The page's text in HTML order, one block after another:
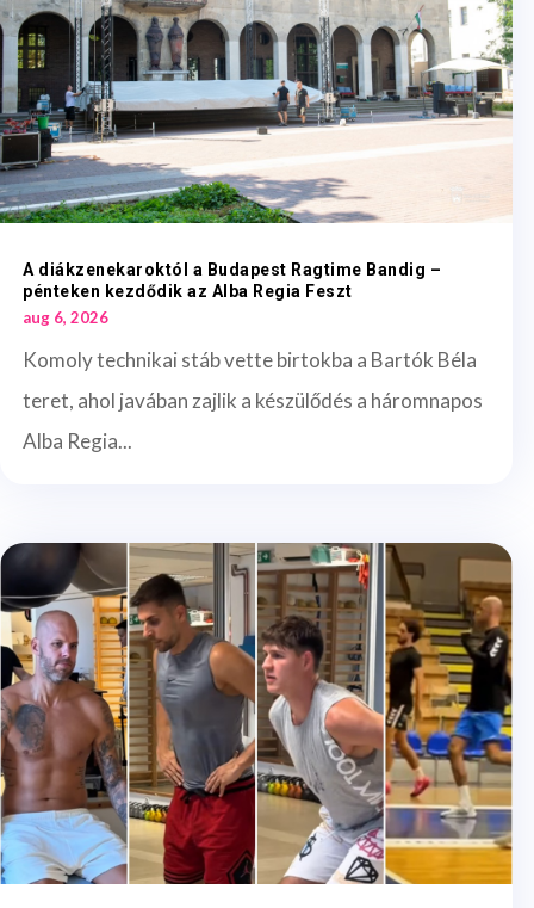
A diákzenekaroktól a Budapest Ragtime Bandig –
pénteken kezdődik az Alba Regia Feszt
aug 6, 2026
Komoly technikai stáb vette birtokba a Bartók Béla
teret, ahol javában zajlik a készülődés a háromnapos
Alba Regia...